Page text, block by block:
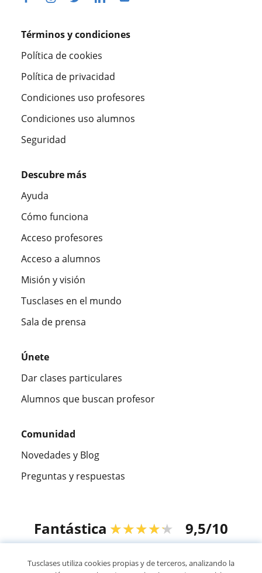
Términos y condiciones
Política de cookies
Política de privacidad
Condiciones uso profesores
Condiciones uso alumnos
Seguridad
Descubre más
Ayuda
Cómo funciona
Acceso profesores
Acceso a alumnos
Misión y visión
Tusclases en el mundo
Sala de prensa
Únete
Dar clases particulares
Alumnos que buscan profesor
Comunidad
Novedades y Blog
Preguntas y respuestas
Fantástica ★★★★★ 9,5/10
Tusclases utiliza cookies propias y de terceros, analizando la